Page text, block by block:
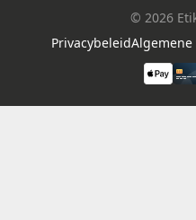
© 2026
Privacybeleid